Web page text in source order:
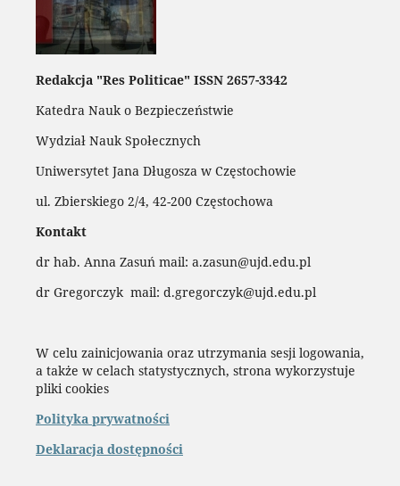
Redakcja "Res Politicae" ISSN 2657-3342
Katedra Nauk o Bezpieczeństwie
Wydział Nauk Społecznych
Uniwersytet Jana Długosza w Częstochowie
ul. Zbierskiego 2/4, 42-200 Częstochowa
Kontakt
dr hab. Anna Zasuń mail: a.zasun@ujd.edu.pl
dr Gregorczyk mail: d.gregorczyk@ujd.edu.pl
W celu zainicjowania oraz utrzymania sesji logowania,
a także w celach statystycznych, strona wykorzystuje
pliki cookies
Polityka prywatności
Deklaracja dostępności